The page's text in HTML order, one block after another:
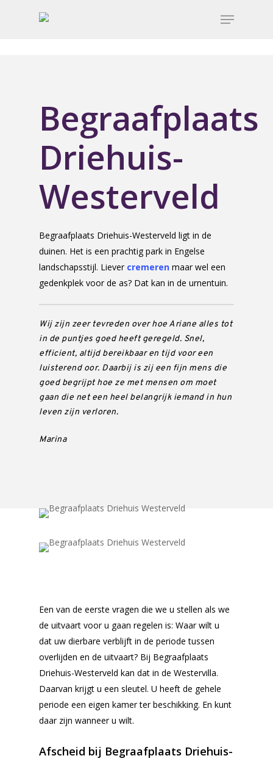
Begraafplaats
Driehuis-
Westerveld
Begraafplaats Driehuis-Westerveld ligt in de
duinen. Het is een prachtig park in Engelse
landschapsstijl. Liever cremeren maar wel een
gedenkplek voor de as? Dat kan in de urnentuin.
Wij zijn zeer tevreden over hoe Ariane alles tot
in de puntjes goed heeft geregeld. Snel,
efficient, altijd bereikbaar en tijd voor een
luisterend oor. Daarbij is zij een fijn mens die
goed begrijpt hoe ze met mensen om moet
gaan die net een heel belangrijk iemand in hun
leven zijn verloren.
Marina
Een van de eerste vragen die we u stellen als we
de uitvaart voor u gaan regelen is: Waar wilt u
dat uw dierbare verblijft in de periode tussen
overlijden en de uitvaart? Bij Begraafplaats
Driehuis-Westerveld kan dat in de Westervilla.
Daarvan krijgt u een sleutel. U heeft de gehele
periode een eigen kamer ter beschikking. En kunt
daar zijn wanneer u wilt.
Afscheid bij Begraafplaats Driehuis-